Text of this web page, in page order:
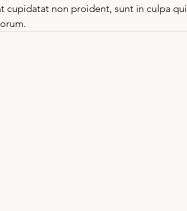
cupidatat non proident, sunt in culpa qui